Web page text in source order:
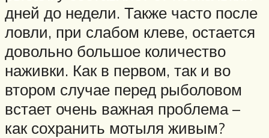
дней до недели. Также часто после
ловли, при слабом клеве, остается
довольно большое количество
наживки. Как в первом, так и во
втором случае перед рыболовом
встает очень важная проблема –
как сохранить мотыля живым?